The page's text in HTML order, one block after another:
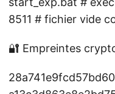
8511 # fichier vide
🔐 Empreintes